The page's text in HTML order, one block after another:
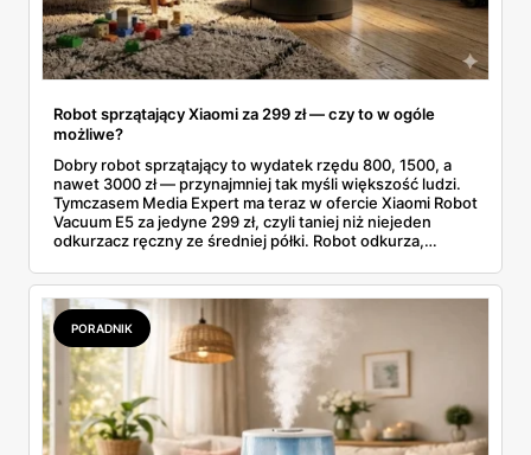
Robot sprzątający Xiaomi za 299 zł — czy to w ogóle
możliwe?
Dobry robot sprzątający to wydatek rzędu 800, 1500, a
nawet 3000 zł — przynajmniej tak myśli większość ludzi.
Tymczasem Media Expert ma teraz w ofercie Xiaomi Robot
Vacuum E5 za jedyne 299 zł, czyli taniej niż niejeden
odkurzacz ręczny ze średniej półki. Robot odkurza,
której trudno przejść obojętnie.
PORADNIK